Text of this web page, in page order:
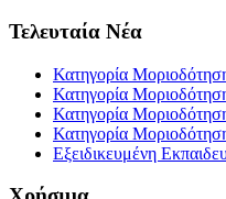
Τελευταία Νέα
Κατηγορία
Κατηγορία
Κατηγορία
Κατηγορία
Εξειδικευμένη